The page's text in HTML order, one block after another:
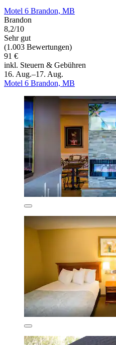
Motel 6 Brandon, MB
Brandon
8,2/10
Sehr gut
(1.003 Bewertungen)
91 €
inkl. Steuern & Gebühren
16. Aug.–17. Aug.
Motel 6 Brandon, MB